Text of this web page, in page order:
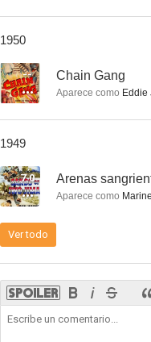
1950
-- Chain Gang
Aparece como Eddie
1949
7.0 Arenas
Aparece como
Ver todo